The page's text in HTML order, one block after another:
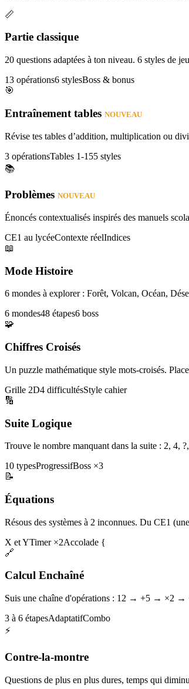
📏
Partie classique
20 questions adaptées à ton niveau. 6 styles de
13 opérations6 stylesBoss & bonus
🎯
Entraînement tables NOUVEAU
Révise tes tables d’addition, multiplication ou
3 opérationsTables 1-155 styles
📚
Problèmes NOUVEAU
Énoncés contextualisés inspirés des manuels
CE1 au lycéeContexte réelIndices
📖
Mode Histoire
6 mondes à explorer : Forêt, Volcan, Océan,
6 mondes48 étapes6 boss
🧩
Chiffres Croisés
Un puzzle mathématique style mots-croisés.
Grille 2D4 difficultésStyle cahier
🔢
Suite Logique
Trouve le nombre manquant dans la suite : 2, 4,
10 typesProgressifBoss ×3
📝
Équations
Résous des systèmes à 2 inconnues. Du CE1
X et YTimer ×2Accolade {
🔗
Calcul Enchaîné
Suis une chaîne d'opérations : 12 → +5 → ×2 →
3 à 6 étapesAdaptatifCombo
⚡
Contre-la-montre
Questions de plus en plus dures, temps qui